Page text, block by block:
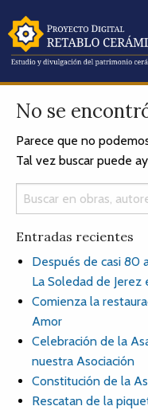
No se
Parece que no
Tal vez buscar puede
Entradas recientes
Después de casi 80
La Soledad de
Comienza la
Amor
Celebración de la
nuestra Asociación
Constitución de la
Rescatan de la